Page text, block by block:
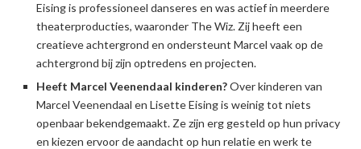
Eising is professioneel danseres en was actief in meerdere
theaterproducties, waaronder The Wiz. Zij heeft een
creatieve achtergrond en ondersteunt Marcel vaak op de
achtergrond bij zijn optredens en projecten.
Heeft Marcel Veenendaal kinderen?Over kinderen van
Marcel Veenendaal en Lisette Eising is weinig tot niets
openbaar bekendgemaakt. Ze zijn erg gesteld op hun privacy
en kiezen ervoor de aandacht op hun relatie en werk te